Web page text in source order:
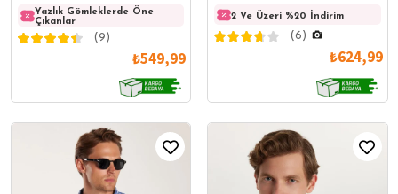
Keten Doku Apoletli Beyaz
Gömlek
Yazlık Gömleklerde Öne
Çıkanlar
Yazlık Gömleklerde Öne
Çıkanlar
(9)
₺549,99
Efektli Spor Yaka Füme
Gömlek
2 Ve Üzeri %20 İndirim
(6)
₺624,99